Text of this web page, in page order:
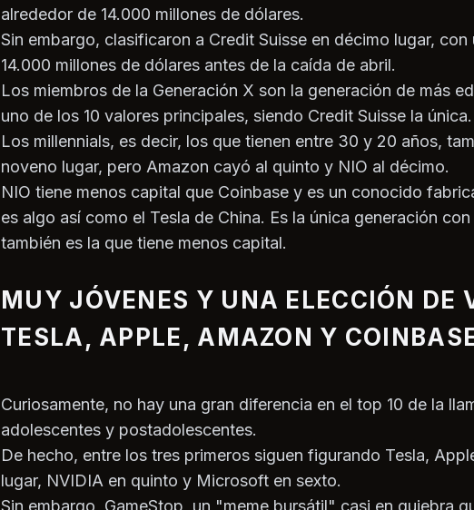
alrededor de 14.000 millones de dólares.
Sin embargo, clasificaron a Credit Suisse en décimo lugar,
14.000 millones de dólares antes de la caída de abril.
Los miembros de la Generación X son la generación de más
uno de los 10 valores principales, siendo Credit Suisse la única.
Los millennials, es decir, los que tienen entre 30 y 20 años,
noveno lugar, pero Amazon cayó al quinto y NIO al décimo.
NIO tiene menos capital que Coinbase y es un conocido
es algo así como el Tesla de China. Es la única generación
también es la que tiene menos capital.
MUY JÓVENES Y UNA ELECCIÓN DE
TESLA, APPLE, AMAZON Y
Curiosamente, no hay una gran diferencia en el top 10 de la
adolescentes y postadolescentes.
De hecho, entre los tres primeros siguen figurando Tesla,
lugar, NVIDIA en quinto y Microsoft en sexto.